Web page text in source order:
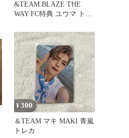
&TEAM BLAZE THE
WAY FC特典 ユウマ トレ
¥300
＆TEAM マキ MAKI 青嵐
トレカ